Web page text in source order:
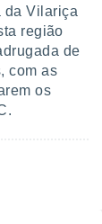
da Vilariça
região
de
com as
os